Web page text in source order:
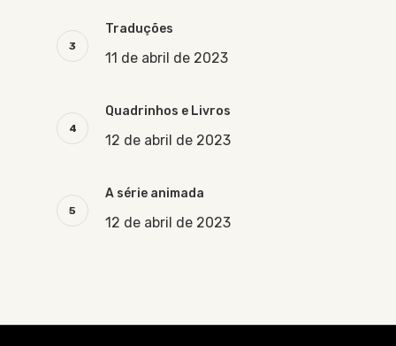
Traduções
11 de abril de 2023
Quadrinhos e Livros
12 de abril de 2023
A série animada
12 de abril de 2023